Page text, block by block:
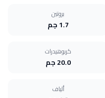
بروتين
1.7 جم
كربوهيدرات
20.0 جم
ألياف